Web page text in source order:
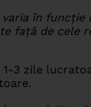
în funcție
față de cele
1-3 zile